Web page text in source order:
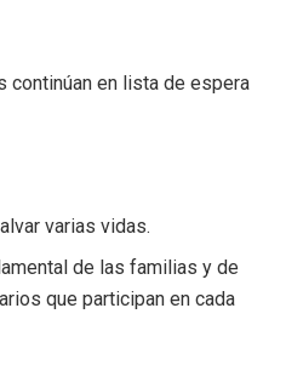
continúan en lista de espera
varias vidas.
de las familias y de
que participan en cada